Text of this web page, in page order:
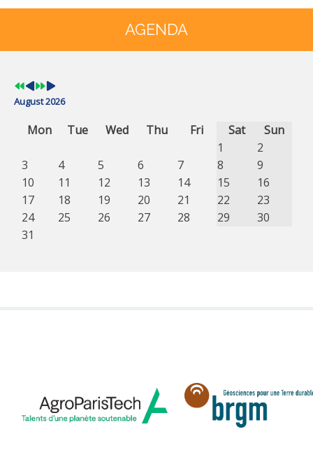
AGENDA
Previous
Previous
NextNext
August 2026
Mon Tue Wed Thu Fri Sat
Sun
1
2
3
4 5 6 7 8
9
10
11 12 13 14 15
16
17
18 19 20 21 22
23
24
25 26 27 28 29
30
31